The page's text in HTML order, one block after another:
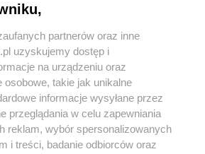
partnerów oraz inne
uzyskujemy dostęp i
na urządzeniu oraz
osobowe, takie jak unikalne
informacje wysyłane przez
przeglądania w celu zapewniania
reklam, wybór spersonalizowanych
i treści, badanie odbiorców oraz